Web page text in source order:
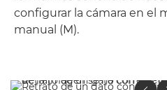
configurar la cámara en el
manual (M).